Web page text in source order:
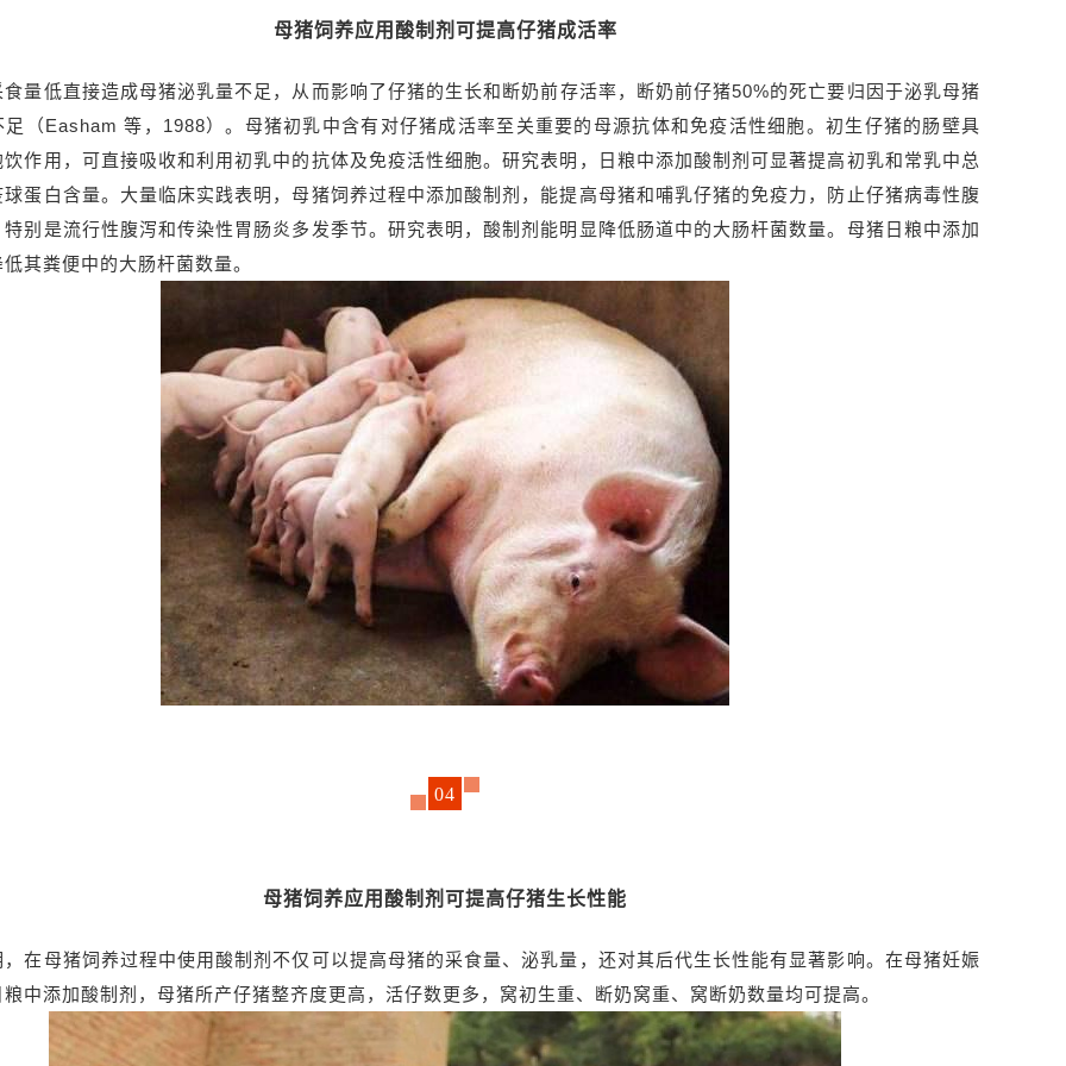
母猪饲养应用酸制剂可提高仔猪成活率
食量低直接造成母猪泌乳量不足，从而影响了仔猪的生长和断奶前存活率，断奶前仔猪50%的死亡要归因于泌乳母猪
足（Easham 等，1988）。母猪初乳中含有对仔猪成活率至关重要的母源抗体和免疫活性细胞。初生仔猪的肠壁具
作用，可直接吸收和利用初乳中的抗体及免疫活性细胞。研究表明，日粮中添加酸制剂可显著提高初乳和常乳中总
蛋白含量。大量临床实践表明，母猪饲养过程中添加酸制剂，能提高母猪和哺乳仔猪的免疫力，防止仔猪病毒性腹
特别是流行性腹泻和传染性胃肠炎多发季节。研究表明，酸制剂能明显降低肠道中的大肠杆菌数量。母猪日粮中添加
其粪便中的大肠杆菌数量。
04
母猪饲养应用酸制剂可提高仔猪生长性能
在母猪饲养过程中使用酸制剂不仅可以提高母猪的采食量、泌乳量，还对其后代生长性能有显著影响。在母猪妊娠
中添加酸制剂，母猪所产仔猪整齐度更高，活仔数更多，窝初生重、断奶窝重、窝断奶数量均可提高。